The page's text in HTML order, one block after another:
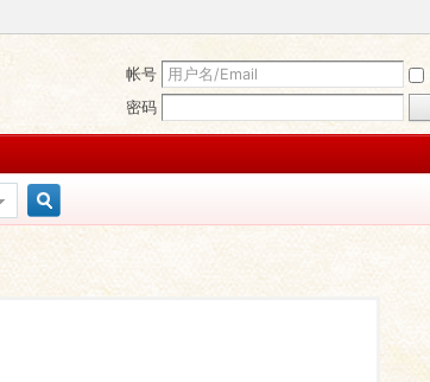
帐号
密码